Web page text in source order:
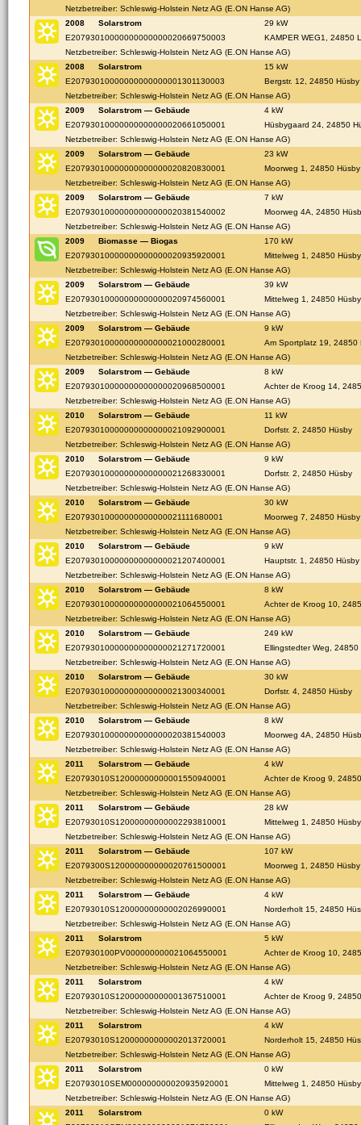
Netzbetreiber: Schleswig-Holstein Netz AG (E.ON Hanse AG)
2008
Solarstrom
29 kW
E20793010000000000000020669750003
KAMPER WEG1, 24850
Netzbetreiber: Schleswig-Holstein Netz AG (E.ON Hanse AG)
2008
Solarstrom
15 kW
E20793010000000000000001301130003
Bergstr. 12, 24850 Hüsby
Netzbetreiber: Schleswig-Holstein Netz AG (E.ON Hanse AG)
2009
Solarstrom — Gebäude
4 kW
E20793010000000000000020661050001
Hüsbygaard 24, 24850
Netzbetreiber: Schleswig-Holstein Netz AG (E.ON Hanse AG)
2009
Solarstrom — Gebäude
23 kW
E20793010000000000000020820830001
Moorweg 1, 24850 Hüsby
Netzbetreiber: Schleswig-Holstein Netz AG (E.ON Hanse AG)
2009
Solarstrom — Gebäude
7 kW
E20793010000000000000020381540002
Moorweg 4A, 24850
Netzbetreiber: Schleswig-Holstein Netz AG (E.ON Hanse AG)
2009
Biomasse — Biogas
170 kW
E20793010000000000000020935920001
Mittelweg 1, 24850 Hüsby
Netzbetreiber: Schleswig-Holstein Netz AG (E.ON Hanse AG)
2009
Solarstrom — Gebäude
39 kW
E20793010000000000000020974560001
Mittelweg 1, 24850 Hüsby
Netzbetreiber: Schleswig-Holstein Netz AG (E.ON Hanse AG)
2009
Solarstrom — Gebäude
9 kW
E20793010000000000000021000280001
Am Sportplatz 19, 24850
Netzbetreiber: Schleswig-Holstein Netz AG (E.ON Hanse AG)
2009
Solarstrom — Gebäude
8 kW
E20793010000000000000020968500001
Achter de Kroog 14,
Netzbetreiber: Schleswig-Holstein Netz AG (E.ON Hanse AG)
2010
Solarstrom — Gebäude
11 kW
E20793010000000000000021092900001
Dorfstr. 2, 24850 Hüsby
Netzbetreiber: Schleswig-Holstein Netz AG (E.ON Hanse AG)
2010
Solarstrom — Gebäude
9 kW
E20793010000000000000021268330001
Dorfstr. 2, 24850 Hüsby
Netzbetreiber: Schleswig-Holstein Netz AG (E.ON Hanse AG)
2010
Solarstrom — Gebäude
30 kW
E20793010000000000000021111680001
Moorweg 7, 24850 Hüsby
Netzbetreiber: Schleswig-Holstein Netz AG (E.ON Hanse AG)
2010
Solarstrom — Gebäude
9 kW
E20793010000000000000021207400001
Hauptstr. 1, 24850 Hüsby
Netzbetreiber: Schleswig-Holstein Netz AG (E.ON Hanse AG)
2010
Solarstrom — Gebäude
8 kW
E20793010000000000000021064550001
Achter de Kroog 10,
Netzbetreiber: Schleswig-Holstein Netz AG (E.ON Hanse AG)
2010
Solarstrom — Gebäude
249 kW
E20793010000000000000021271720001
Ellingstedter Weg, 24850
Netzbetreiber: Schleswig-Holstein Netz AG (E.ON Hanse AG)
2010
Solarstrom — Gebäude
30 kW
E20793010000000000000021300340001
Dorfstr. 4, 24850 Hüsby
Netzbetreiber: Schleswig-Holstein Netz AG (E.ON Hanse AG)
2010
Solarstrom — Gebäude
8 kW
E20793010000000000000020381540003
Moorweg 4A, 24850
Netzbetreiber: Schleswig-Holstein Netz AG (E.ON Hanse AG)
2011
Solarstrom — Gebäude
4 kW
E20793010S12000000000001550940001
Achter de Kroog 9,
Netzbetreiber: Schleswig-Holstein Netz AG (E.ON Hanse AG)
2011
Solarstrom — Gebäude
28 kW
E20793010S12000000000002293810001
Mittelweg 1, 24850 Hüsby
Netzbetreiber: Schleswig-Holstein Netz AG (E.ON Hanse AG)
2011
Solarstrom — Gebäude
107 kW
E2079300S120000000000020761500001
Moorweg 1, 24850 Hüsby
Netzbetreiber: Schleswig-Holstein Netz AG (E.ON Hanse AG)
2011
Solarstrom — Gebäude
4 kW
E20793010S12000000000002026990001
Norderholt 15, 24850
Netzbetreiber: Schleswig-Holstein Netz AG (E.ON Hanse AG)
2011
Solarstrom
5 kW
E207930100PV000000000021064550001
Achter de Kroog 10,
Netzbetreiber: Schleswig-Holstein Netz AG (E.ON Hanse AG)
2011
Solarstrom
4 kW
E20793010S12000000000001367510001
Achter de Kroog 9,
Netzbetreiber: Schleswig-Holstein Netz AG (E.ON Hanse AG)
2011
Solarstrom
4 kW
E20793010S12000000000002013720001
Norderholt 15, 24850
Netzbetreiber: Schleswig-Holstein Netz AG (E.ON Hanse AG)
2011
Solarstrom
0 kW
E20793010SEM000000000020935920001
Mittelweg 1, 24850 Hüsby
Netzbetreiber: Schleswig-Holstein Netz AG (E.ON Hanse AG)
2011
Solarstrom
0 kW